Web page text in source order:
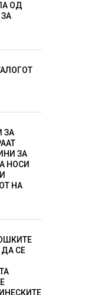
ОД
ЗА
ЗА
НОСИ
НА
ДА СЕ